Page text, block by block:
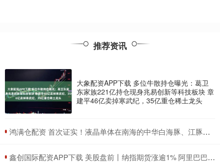
推荐资讯
大象配资APP下载 多位牛散持仓曝光：葛卫
东家族221亿持仓现身兆易创新等科技板块 章
建平46亿卖掉寒武纪，35亿重仓稀土龙头
​鸿满仓配资 首次证实！液晶单体在南海的中华白海豚、江豚脑组织中累积
​鑫创国际配资APP下载 美股盘前丨纳指期货涨逾1% 阿里巴巴盘前涨逾3%